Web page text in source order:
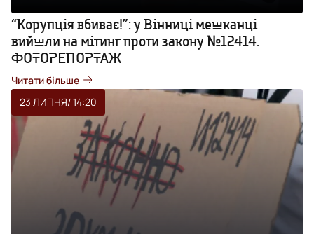
“Корупція вбиває!”: у Вінниці мешканці
вийшли на мітинг проти закону №12414.
ФОТОРЕПОРТАЖ
Читати більше
23 ЛИПНЯ/ 14:20